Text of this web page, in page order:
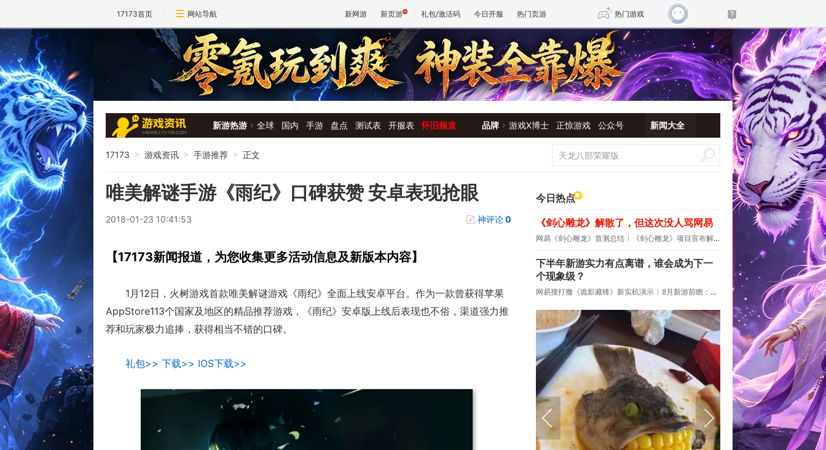
17173首页 网站导航 新网游 新页游 礼包/激活码 今日开服 热门页游 热门游戏
魔兽 DNF 传奇4
天堂 剑网3旗舰版 新天龙八部
新游热游 全球 国内 手游 盘点 测试表 开服表 怀旧频道 品牌 游戏X博士 正惊游戏 公众号 新闻大全
17173 > 游戏资讯 > 手游推荐 > 正文
唯美解谜手游《雨纪》口碑获赞 安卓表现抢眼
2018-01-23 10:41:53 神评论0
【17173新闻报道，为您收集更多活动信息及新版本内容】
1月12日，火树游戏首款唯美解谜游戏《雨纪》全面上线安卓平台。作为一款曾获得苹果
AppStore113个国家及地区的精品推荐游戏，《雨纪》安卓版上线后表现也不俗，渠道强力推
荐和玩家极力追捧，获得相当不错的口碑。
礼包>> 下载>> IOS下载>>
今日热点
《剑心雕龙》解散了，但这次没人骂网易
网易《剑心雕龙》首测总结 《剑心雕龙》项目宣布解散
下半年新游实力有点离谱，谁会成为下一
个现象级？
网易搜打撤《诡影藏锋》新实机演示 8月新游前瞻：《诡秘之主》领衔